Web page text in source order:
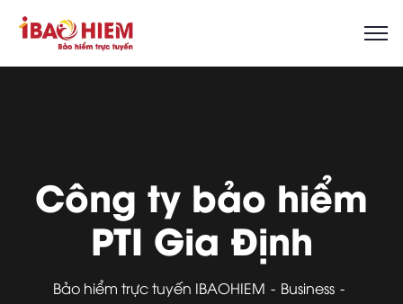
Công ty bảo hiểm
PTI Gia Định
Bảo hiểm trực tuyến IBAOHIEM
Business